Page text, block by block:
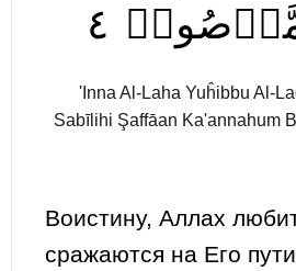
٤
'Inna Al-Laha Yuĥibbu Al-
Sabīlihi Şaffāan Ka'annahum
Воистину, Аллах
сражаются на Его